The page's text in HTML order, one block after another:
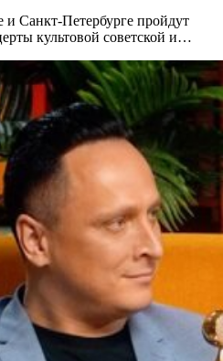
Санкт-Петербурге пройдут
культовой советской и…